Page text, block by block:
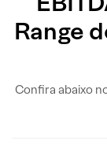
Range
Confira abaixo